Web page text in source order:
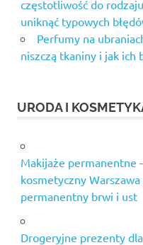
częstotliwość do
uniknąć typowych
Perfumy na
niszczą tkaniny i jak ich
URODA I
Makijaże permanentne
kosmetyczny
permanentny brwi i ust
Drogeryjne prezenty